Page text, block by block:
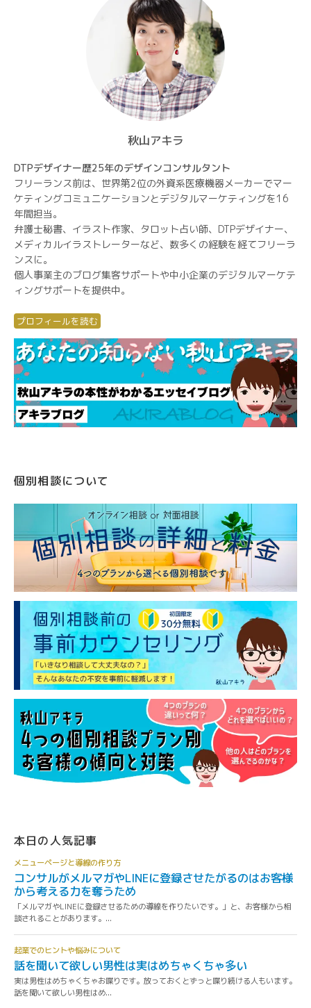
秋山アキラ
DTPデザイナー歴25年のデザインコンサルタント
フリーランス前は、世界第2位の外資系医療機器メーカーでマー
ケティングコミュニケーションとデジタルマーケティングを16
年間担当。
弁護士秘書、イラスト作家、タロット占い師、DTPデザイナー、
メディカルイラストレーターなど、数多くの経験を経てフリーラ
ンスに。
個人事業主のブログ集客サポートや中小企業のデジタルマーケテ
ィングサポートを提供中。
プロフィールを読む
個別相談について
本日の人気記事